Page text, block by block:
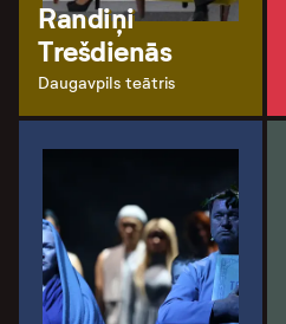
Randiņi
Trešdienās
Daugavpils teātris